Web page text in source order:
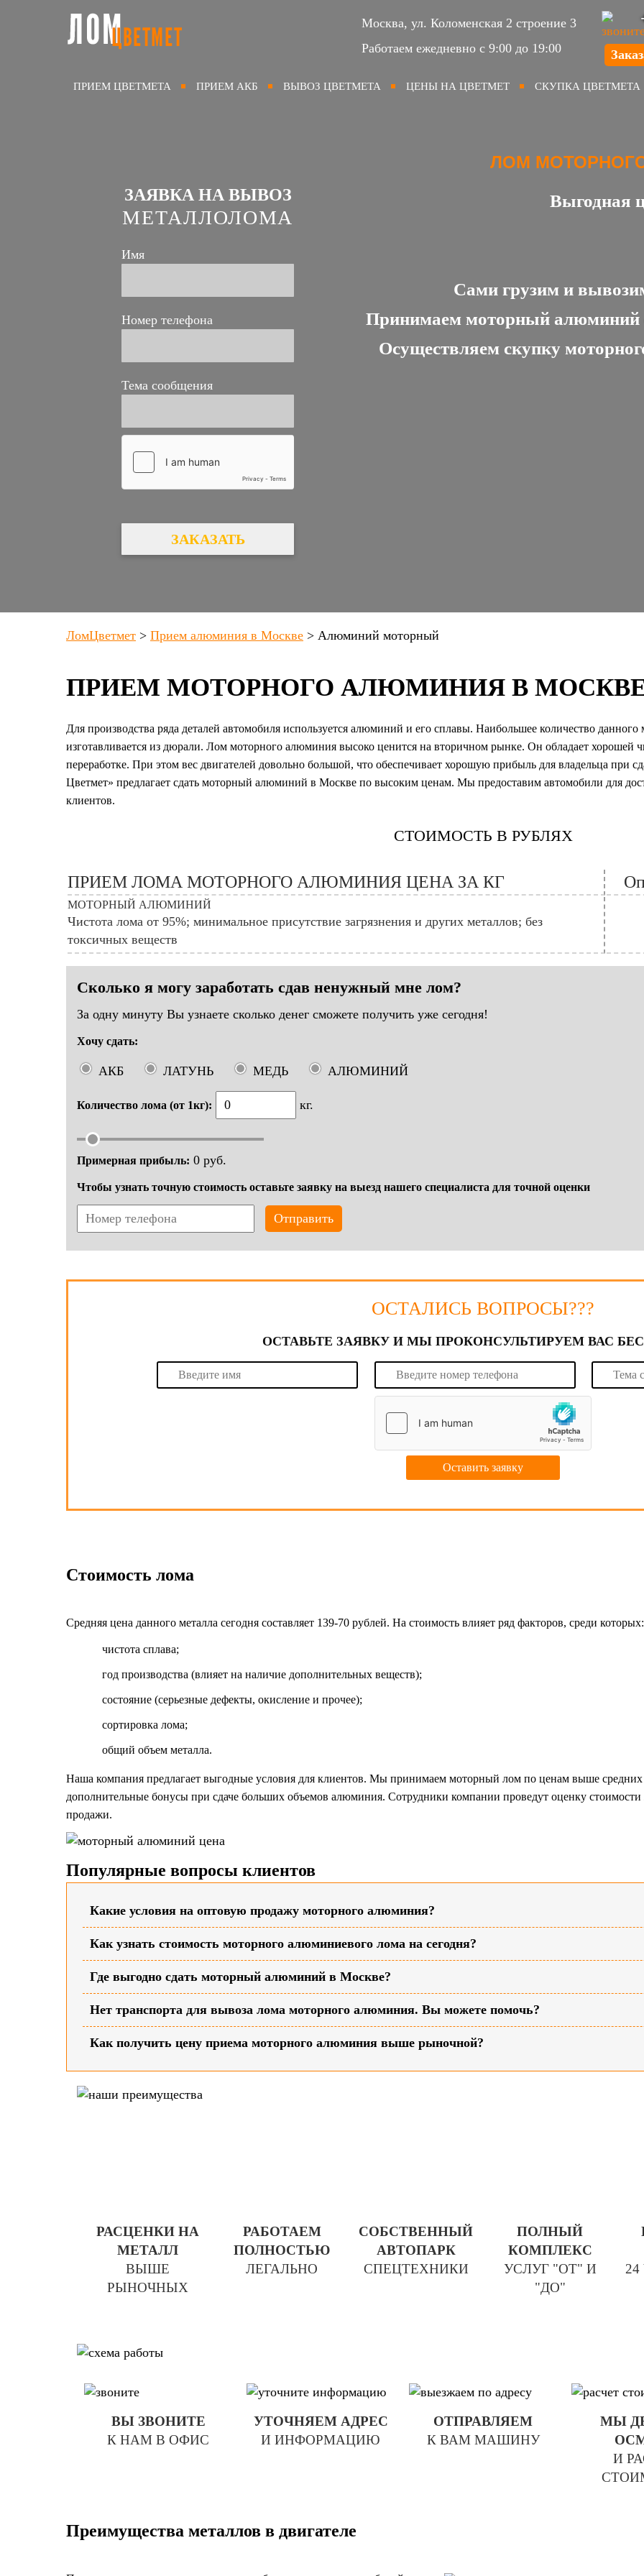
Москва, ул. Коломенская 2 строение 3
Работаем ежедневно с 9:00 до 19:00
ПРИЕМ ЦВЕТМЕТА ПРИЕМ АКБ ВЫВОЗ ЦВЕТМЕТА ЦЕНЫ НА ЦВЕТМЕТ СКУПКА ЦВЕТМЕТА
ЛОМ
Выгодная
Сами грузим и
Принимаем моторный алюминий
Осуществляем скупку
ЗАЯВКА НА ВЫВОЗ
МЕТАЛЛОЛОМА
Имя
Номер телефона
Тема сообщения
ЗАКАЗАТЬ
ЛомЦветмет > Прием алюминия в Москве > Алюминий моторный
ПРИЕМ МОТОРНОГО АЛЮМИНИЯ В
Для производства ряда деталей автомобиля используется алюминий и его сплавы. Наибольшее количество
изготавливается из дюрали. Лом моторного алюминия высоко ценится на вторичном рынке. Он обладает хорошей
переработке. При этом вес двигателей довольно большой, что обеспечивает хорошую прибыль для владельца при
Цветмет» предлагает сдать моторный алюминий в Москве по высоким ценам. Мы предоставим автомобили для
клиентов.
СТОИМОСТЬ В РУБЛЯХ
ПРИЕМ ЛОМА МОТОРНОГО АЛЮМИНИЯ ЦЕНА ЗА КГ
МОТОРНЫЙ АЛЮМИНИЙ
Чистота лома от 95%; минимальное присутствие загрязнения и других металлов; без
токсичных веществ
Сколько я могу заработать сдав ненужный мне лом?
За одну минуту Вы узнаете сколько денег сможете получить уже сегодня!
Хочу сдать:
АКБ ЛАТУНЬ МЕДЬ АЛЮМИНИЙ
Количество лома (от 1кг): кг.
Примерная прибыль: 0 руб.
Чтобы узнать точную стоимость оставьте заявку на выезд нашего специалиста для точной оценки
Отправить
ОСТАЛИСЬ ВОПРОСЫ???
ОСТАВЬТЕ ЗАЯВКУ И МЫ ПРОКОНСУЛЬТИРУЕМ ВАС
Стоимость лома
Средняя цена данного металла сегодня составляет 139-70 рублей. На стоимость влияет ряд факторов, среди которых:
чистота сплава;
год производства (влияет на наличие дополнительных веществ);
состояние (серьезные дефекты, окисление и прочее);
сортировка лома;
общий объем металла.
Наша компания предлагает выгодные условия для клиентов. Мы принимаем моторный лом по ценам выше
дополнительные бонусы при сдаче больших объемов алюминия. Сотрудники компании проведут оценку
продажи.
Популярные вопросы клиентов
Какие условия на оптовую продажу моторного алюминия?
Как узнать стоимость моторного алюминиевого лома на сегодня?
Где выгодно сдать моторный алюминий в Москве?
Нет транспорта для вывоза лома моторного алюминия. Вы можете помочь?
Как получить цену приема моторного алюминия выше рыночной?
РАСЦЕНКИ НА
МЕТАЛЛ
ВЫШЕ
РЫНОЧНЫХ
РАБОТАЕМ
ПОЛНОСТЬЮ
ЛЕГАЛЬНО
СОБСТВЕННЫЙ
АВТОПАРК
СПЕЦТЕХНИКИ
ПОЛНЫЙ
КОМПЛЕКС
УСЛУГ "ОТ" И
"ДО"
ВЫ ЗВОНИТЕ
К НАМ В ОФИС
УТОЧНЯЕМ АДРЕС
И ИНФОРМАЦИЮ
ОТПРАВЛЯЕМ
К ВАМ МАШИНУ
МЫ
И
Преимущества металлов в двигателе